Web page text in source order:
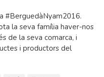
#BerguedàNyam2016.
la seva família haver-nos
de la seva comarca, i
i productors del